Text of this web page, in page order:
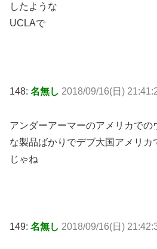
したような
UCLAで
148: 名無し 2018/09/16(日)
アンダーアーマーのアメリカでの
な製品ばかりでデブ大国アメリカ
じゃね
149: 名無し 2018/09/16(日)